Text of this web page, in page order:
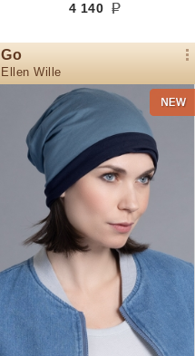
4 140
Go
Ellen Wille